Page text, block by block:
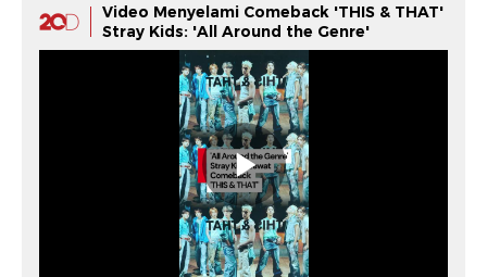
Video Menyelami Comeback 'THIS & THAT'
Stray Kids: 'All Around the Genre'